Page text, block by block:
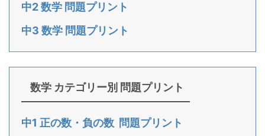
中2 数学 問題プリント
中3 数学 問題プリント
数学 カテゴリー別 問題プリント
中1 正の数・負の数 問題プリント